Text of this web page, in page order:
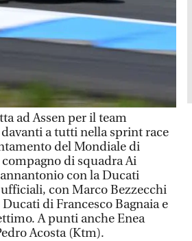
ad Assen per il team
a tutti nella sprint race
del Mondiale di
di squadra Ai
con la Ducati
con Marco Bezzecchi
di Francesco Bagnaia e
A punti anche Enea
Acosta (Ktm).